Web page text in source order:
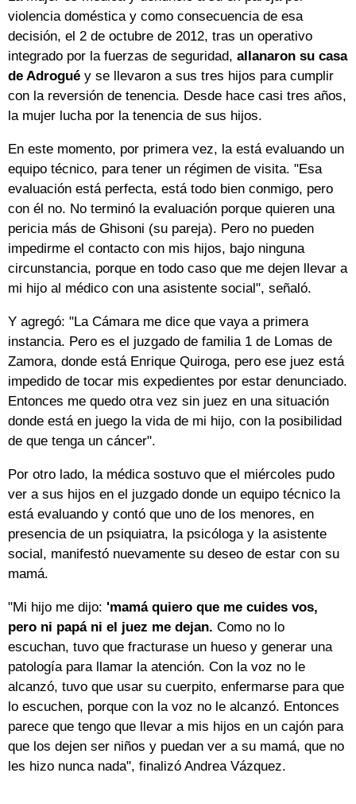
violencia doméstica y como consecuencia de esa
decisión, el 2 de octubre de 2012, tras un operativo
integrado por la fuerzas de seguridad, allanaron su casa
de Adrogué y se llevaron a sus tres hijos para cumplir
con la reversión de tenencia. Desde hace casi tres años,
la mujer lucha por la tenencia de sus hijos.
En este momento, por primera vez, la está evaluando un
equipo técnico, para tener un régimen de visita. "Esa
evaluación está perfecta, está todo bien conmigo, pero
con él no. No terminó la evaluación porque quieren una
pericia más de Ghisoni (su pareja). Pero no pueden
impedirme el contacto con mis hijos, bajo ninguna
circunstancia, porque en todo caso que me dejen llevar a
mi hijo al médico con una asistente social", señaló.
Y agregó: "La Cámara me dice que vaya a primera
instancia. Pero es el juzgado de familia 1 de Lomas de
Zamora, donde está Enrique Quiroga, pero ese juez está
impedido de tocar mis expedientes por estar denunciado.
Entonces me quedo otra vez sin juez en una situación
donde está en juego la vida de mi hijo, con la posibilidad
de que tenga un cáncer".
Por otro lado, la médica sostuvo que el miércoles pudo
ver a sus hijos en el juzgado donde un equipo técnico la
está evaluando y contó que uno de los menores, en
presencia de un psiquiatra, la psicóloga y la asistente
social, manifestó nuevamente su deseo de estar con su
mamá.
"Mi hijo me dijo: 'mamá quiero que me cuides vos,
pero ni papá ni el juez me dejan. Como no lo
escuchan, tuvo que fracturase un hueso y generar una
patología para llamar la atención. Con la voz no le
alcanzó, tuvo que usar su cuerpito, enfermarse para que
lo escuchen, porque con la voz no le alcanzó. Entonces
parece que tengo que llevar a mis hijos en un cajón para
que los dejen ser niños y puedan ver a su mamá, que no
les hizo nunca nada", finalizó Andrea Vázquez.